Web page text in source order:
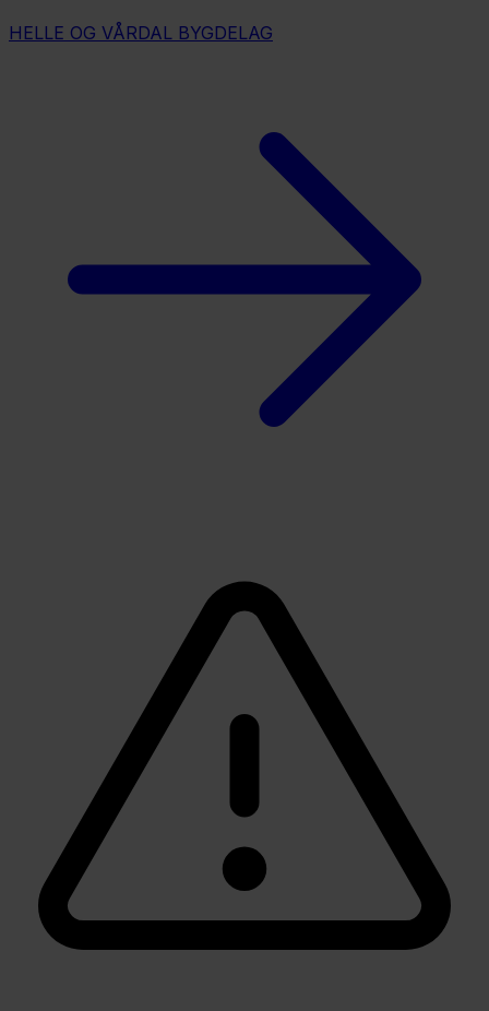
HELLE OG VÅRDAL BYGDELAG